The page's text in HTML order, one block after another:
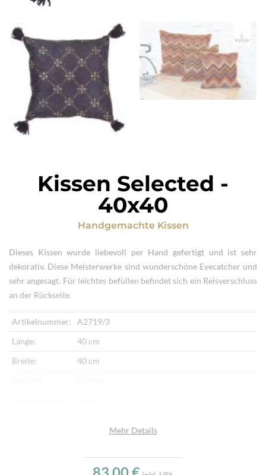
Kissen Selected -
40x40
Handgemachte Kissen
Dieses Kissen wurde liebevoll per Hand gefertigt und ist sehr
dekorativ. Diese Meisterwerke sind wunderschöne Eyecatcher und
sehr angesagt. Für leichtes befüllen befindet sich ein Reisverschluss
an der Rückseite.
Artikelnummer:
A2719/3
Länge:
40 cm
Breite:
40 cm
Handgemacht
Mehr Details